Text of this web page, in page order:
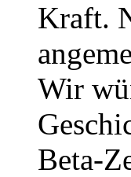
Kraft.
Wir
Beta-